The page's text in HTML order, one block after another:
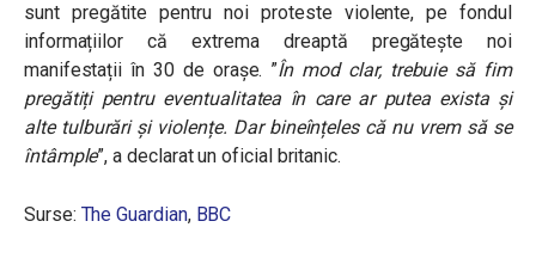
sunt pregătite pentru noi proteste violente, pe fondul
informațiilor că extrema dreaptă pregătește noi
manifestații în 30 de orașe. ”În mod clar, trebuie să fim
pregătiți pentru eventualitatea în care ar putea exista și
alte tulburări și violențe. Dar bineînțeles că nu vrem să se
întâmple”, a declarat un oficial britanic.
Surse: The Guardian, BBC